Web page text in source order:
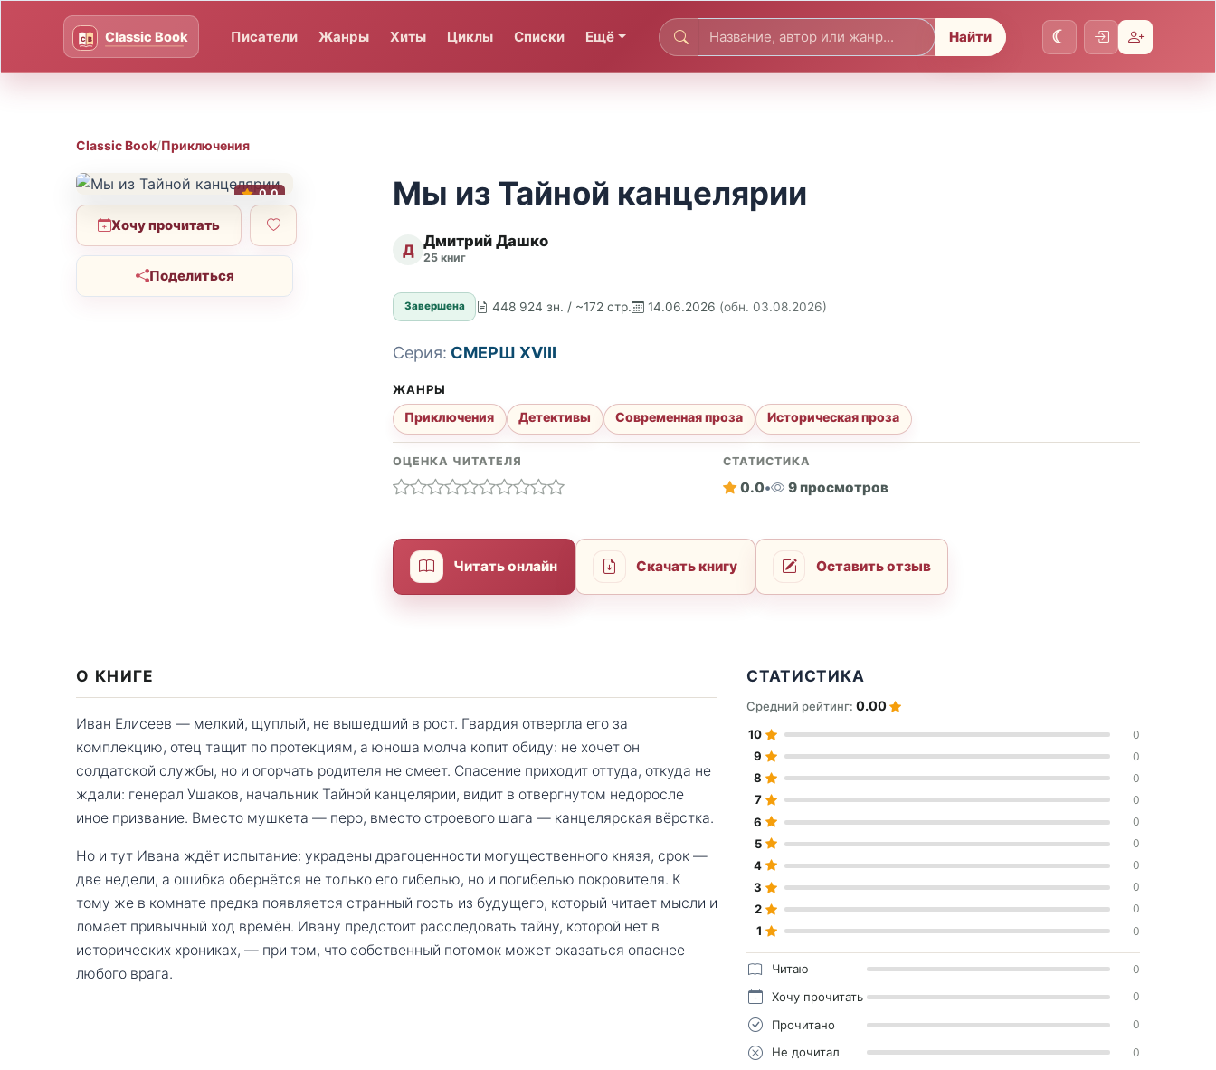
Писатели Жанры Хиты Циклы Списки Ещё Найти
Classic Book/Приключения
0.0
Хочу прочитать
Поделиться
Мы из Тайной канцелярии
Д Дмитрий Дашко
25 книг
Завершена 448 924 зн. / ~172 стр. 14.06.2026 (обн. 03.08.2026)
Серия: СМЕРШ XVIII
ЖАНРЫ
Приключения Детективы Современная проза Историческая проза
ОЦЕНКА ЧИТАТЕЛЯ СТАТИСТИКА
0.0• 9 просмотров
Читать онлайн Скачать книгу Оставить отзыв
О КНИГЕ
Иван Елисеев — мелкий, щуплый, не вышедший в рост. Гвардия отвергла его за
комплекцию, отец тащит по протекциям, а юноша молча копит обиду: не хочет он
солдатской службы, но и огорчать родителя не смеет. Спасение приходит оттуда, откуда не
ждали: генерал Ушаков, начальник Тайной канцелярии, видит в отвергнутом недоросле
иное призвание. Вместо мушкета — перо, вместо строевого шага — канцелярская вёрстка.
Но и тут Ивана ждёт испытание: украдены драгоценности могущественного князя, срок —
две недели, а ошибка обернётся не только его гибелью, но и погибелью покровителя. К
тому же в комнате предка появляется странный гость из будущего, который читает мысли и
ломает привычный ход времён. Ивану предстоит расследовать тайну, которой нет в
исторических хрониках, — при том, что собственный потомок может оказаться опаснее
любого врага.
СТАТИСТИКА
Средний рейтинг:0.00
10 0
9 0
8 0
7 0
6 0
5 0
4 0
3 0
2 0
1 0
Читаю 0
Хочу прочитать 0
Прочитано 0
Не дочитал 0